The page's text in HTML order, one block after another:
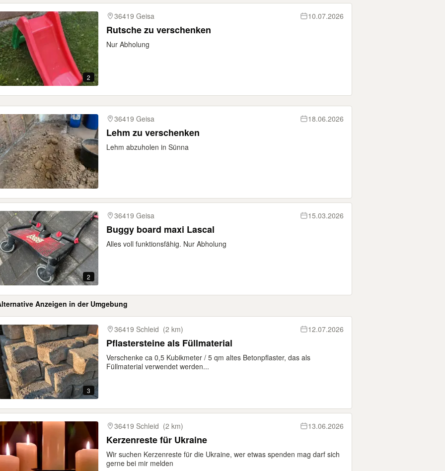
2
36419 Geisa 10.07.2026
Rutsche zu verschenken
Nur Abholung
36419 Geisa 18.06.2026
Lehm zu verschenken
Lehm abzuholen in Sünna
2
36419 Geisa 15.03.2026
Buggy board maxi Lascal
Alles voll funktionsfähig. Nur Abholung
Anzeigen in der Umgebung
3
36419 Schleid (2 km) 12.07.2026
Pflastersteine als Füllmaterial
Verschenke ca 0,5 Kubikmeter / 5 qm altes Betonpflaster, das als
Füllmaterial verwendet werden...
36419 Schleid (2 km) 13.06.2026
Kerzenreste für Ukraine
Wir suchen Kerzenreste für die Ukraine, wer etwas spenden mag darf sich
gerne bei mir melden